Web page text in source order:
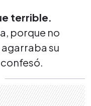
terrible.
porque no
su